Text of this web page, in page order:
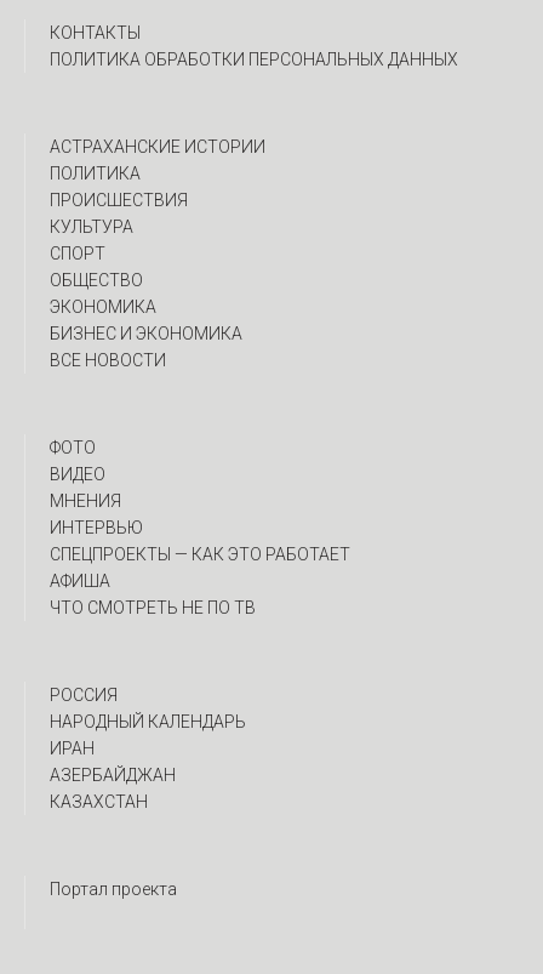
КОНТАКТЫ
ПОЛИТИКА ОБРАБОТКИ ПЕРСОНАЛЬНЫХ ДАННЫХ
АСТРАХАНСКИЕ ИСТОРИИ
ПОЛИТИКА
ПРОИСШЕСТВИЯ
КУЛЬТУРА
СПОРТ
ОБЩЕСТВО
ЭКОНОМИКА
БИЗНЕС И ЭКОНОМИКА
ВСЕ НОВОСТИ
ФОТО
ВИДЕО
МНЕНИЯ
ИНТЕРВЬЮ
CПЕЦПРОЕКТЫ — КАК ЭТО РАБОТАЕТ
АФИША
ЧТО СМОТРЕТЬ НЕ ПО ТВ
РОССИЯ
НАРОДНЫЙ КАЛЕНДАРЬ
ИРАН
АЗЕРБАЙДЖАН
КАЗАХСТАН
Портал проекта